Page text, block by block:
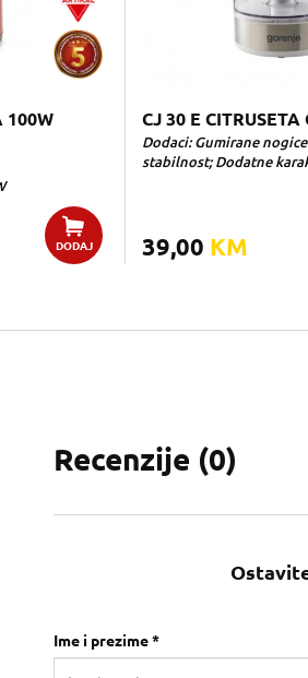
100W
DODAJ
CJ 30 E CITRUSETA
Dodaci: Gumirane nogice
stabilnost; Dodatne
39,00 KM
Recenzije (0)
Ime i prezime *